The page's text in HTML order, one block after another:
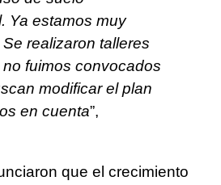
Ya estamos muy
realizaron talleres
fuimos convocados
modificar el plan
en cuenta”,
que el crecimiento